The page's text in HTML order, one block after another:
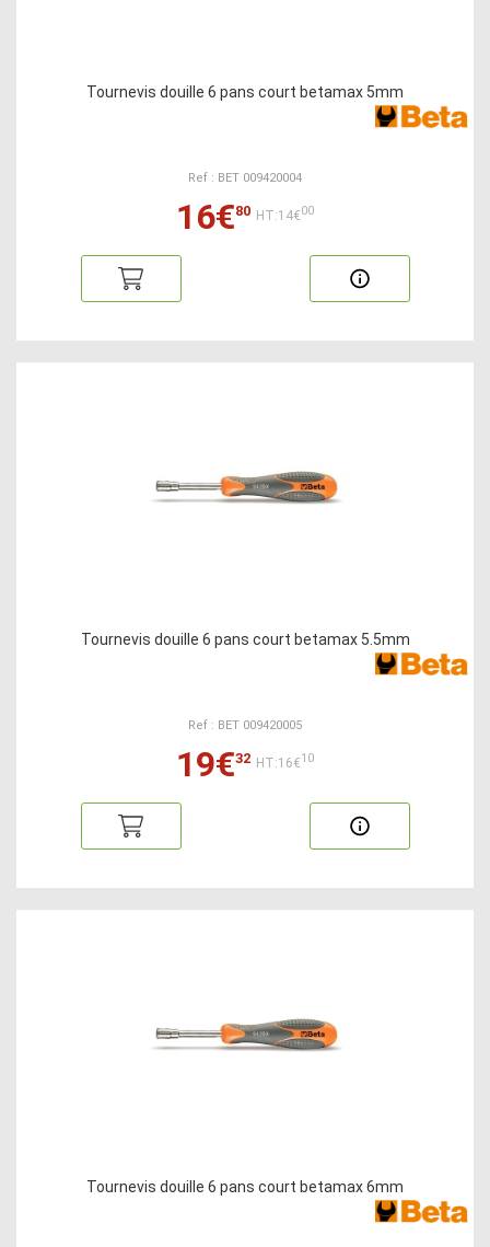
Tournevis douille 6 pans court betamax 5mm
Ref : BET 009420004
16€80 HT:14€00
Tournevis douille 6 pans court betamax 5.5mm
Ref : BET 009420005
19€32 HT:16€10
Tournevis douille 6 pans court betamax 6mm